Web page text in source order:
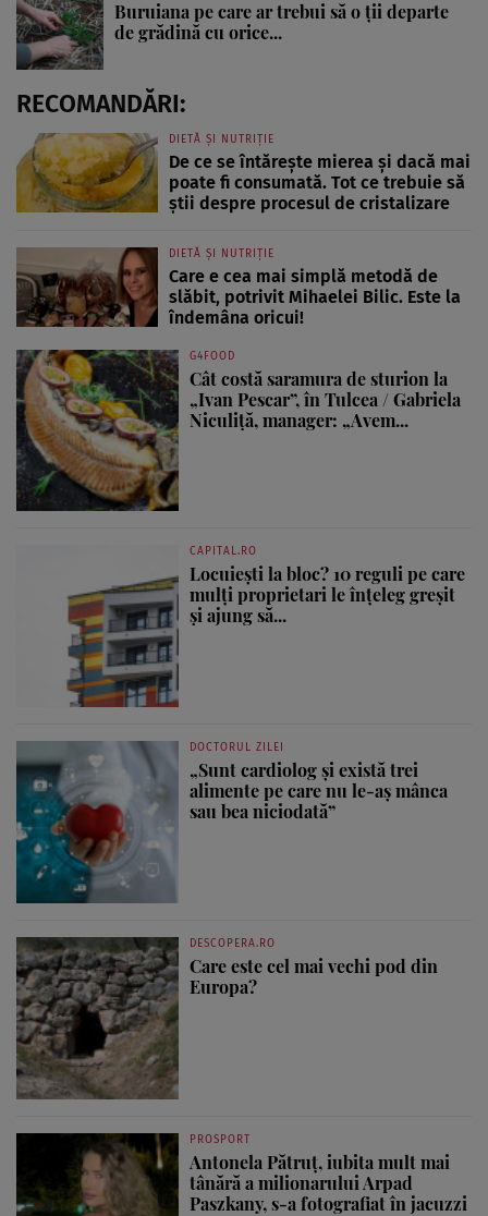
Buruiana pe care ar trebui să o ții departe
de grădină cu orice...
RECOMANDĂRI:
DIETĂ ȘI NUTRIȚIE
De ce se întărește mierea și dacă mai
poate fi consumată. Tot ce trebuie să
știi despre procesul de cristalizare
DIETĂ ȘI NUTRIȚIE
Care e cea mai simplă metodă de
slăbit, potrivit Mihaelei Bilic. Este la
îndemâna oricui!
G4FOOD
Cât costă saramura de sturion la
„Ivan Pescar”, în Tulcea / Gabriela
Niculiță, manager: „Avem...
CAPITAL.RO
Locuiești la bloc? 10 reguli pe care
mulți proprietari le înțeleg greșit
și ajung să...
DOCTORUL ZILEI
„Sunt cardiolog și există trei
alimente pe care nu le-aș mânca
sau bea niciodată”
DESCOPERA.RO
Care este cel mai vechi pod din
Europa?
PROSPORT
Antonela Pătruț, iubita mult mai
tânără a milionarului Arpad
Paszkany, s-a fotografiat în jacuzzi